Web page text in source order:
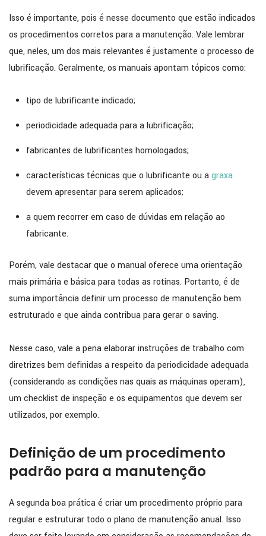
Isso é importante, pois é nesse documento que estão indicados
os procedimentos corretos para a manutenção. Vale lembrar
que, neles, um dos mais relevantes é justamente o processo de
lubrificação. Geralmente, os manuais apontam tópicos como:
tipo de lubrificante indicado;
periodicidade adequada para a lubrificação;
fabricantes de lubrificantes homologados;
características técnicas que o lubrificante ou agraxa
devem apresentar para serem aplicados;
a quem recorrer em caso de dúvidas em relação ao
fabricante.
Porém, vale destacar que o manual oferece uma orientação
mais primária e básica para todas as rotinas. Portanto, é de
suma importância definir um processo de manutenção bem
estruturado e que ainda contribua para gerar o saving.
Nesse caso, vale a pena elaborar instruções de trabalho com
diretrizes bem definidas a respeito da periodicidade adequada
(considerando as condições nas quais as máquinas operam),
um checklist de inspeção e os equipamentos que devem ser
utilizados, por exemplo.
Definição de um procedimento
padrão para a manutenção
A segunda boa prática é criar um procedimento próprio para
regular e estruturar todo o plano de manutenção anual. Isso